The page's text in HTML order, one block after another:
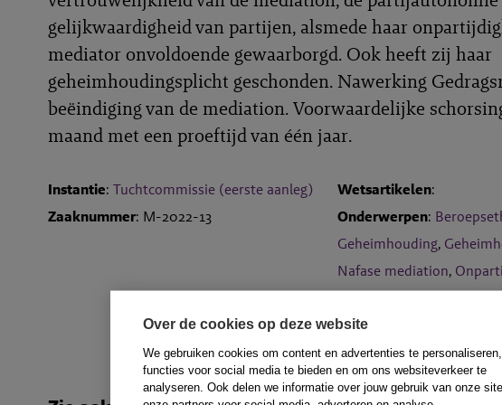
Over de cookies op deze website
We gebruiken cookies om content en advertenties te
functies voor social media te bieden en om ons websiteverkeer te
analyseren. Ook delen we informatie over jouw gebruik van onze
gelijkwaardigheid van partijen, alsmede haar
mediator onvoldoende gewaarborgd. Ook heeft zij haar
geheimhoudingsplicht geschonden. Nawerking
beëindiging van de mediation. Voorwaardelijke
maand met een proeftijd van één jaar.
Instantie: Tuchtcommissie (eerste aanleg)
Zaaknummer: M-2022-13
Wetsartikelen:
Onderwerpen:
Geheimhouding,
Nafase mediation,
Trefwoorden